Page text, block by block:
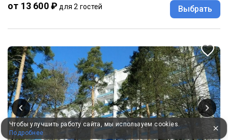
от 13 600 ₽ для 2 гостей Выбрать
Чтобы улучшить работу сайта, мы используем cookies.
Подробнее